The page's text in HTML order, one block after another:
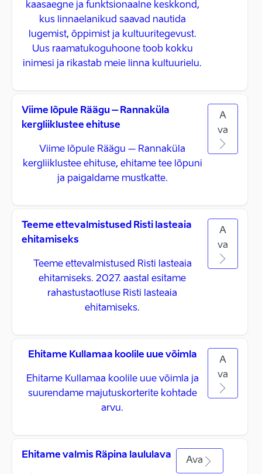
kaasaegne ja funktsionaalne keskkond,
kus linnaelanikud saavad nautida
lugemist, õppimist ja kultuuritegevust.
Uus raamatukoguhoone toob kokku
inimesi ja rikastab meie linna kultuurielu.
Viime lõpule Räägu – Rannaküla
kergliiklustee ehituse
Viime lõpule Räägu – Rannaküla
kergliiklustee ehituse, ehitame tee lõpuni
ja paigaldame mustkatte.
A
va
Teeme ettevalmistused Risti lasteaia
ehitamiseks
Teeme ettevalmistused Risti lasteaia
ehitamiseks. 2027. aastal esitame
rahastustaotluse Risti lasteaia
ehitamiseks.
A
va
Ehitame Kullamaa koolile uue võimla
Ehitame Kullamaa koolile uue võimla ja
suurendame majutuskorterite kohtade
arvu.
A
va
Ehitame valmis Räpina laululava
Ava